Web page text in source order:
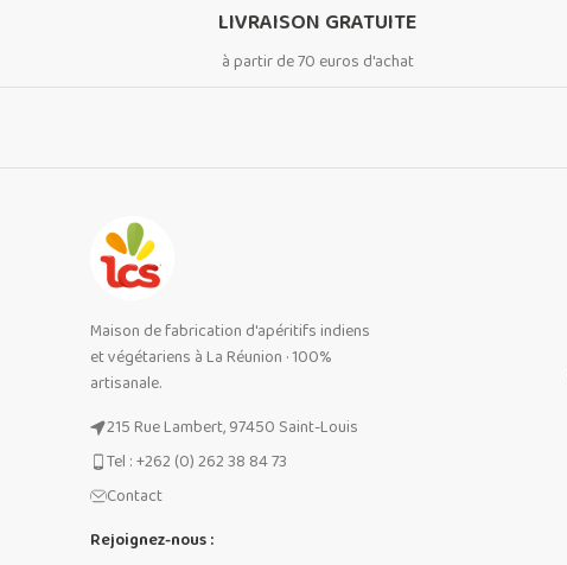
LIVRAISON GRATUITE
à partir de 70 euros d'achat
Maison de fabrication d'apéritifs indiens
et végétariens à La Réunion · 100%
artisanale.
215 Rue Lambert, 97450 Saint-Louis
Tel : +262 (0) 262 38 84 73
Contact
Rejoignez-nous :